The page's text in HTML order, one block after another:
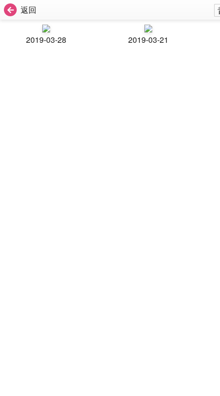
返回
2019-03-28 2019-03-21